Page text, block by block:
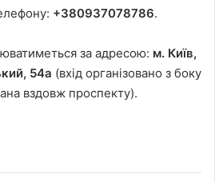
+380937078786.
за адресою: м. Київ,
54а (вхід організовано з боку
вздовж проспекту).